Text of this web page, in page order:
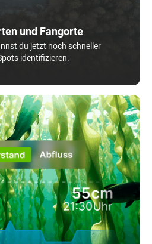
und Fangorte
du jetzt noch schneller
identifizieren.